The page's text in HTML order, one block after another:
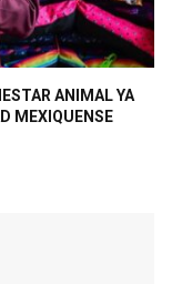
ANIMAL YA
MEXIQUENSE